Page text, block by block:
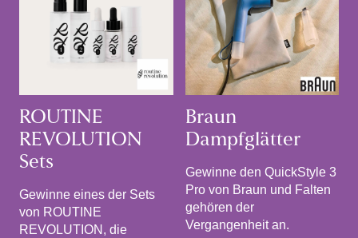
ROUTINE
REVOLUTION
Sets
Gewinne eines der Sets
von ROUTINE
REVOLUTION, die
Braun
Dampfglätter
Gewinne den QuickStyle 3
Pro von Braun und Falten
gehören der
Vergangenheit an.